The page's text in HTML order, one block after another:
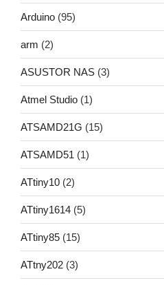
Arduino (95)
arm (2)
ASUSTOR NAS (3)
Atmel Studio (1)
ATSAMD21G (15)
ATSAMD51 (1)
ATtiny10 (2)
ATtiny1614 (5)
ATtiny85 (15)
ATtny202 (3)